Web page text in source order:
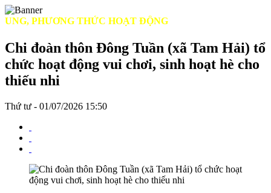
PHƯƠNG THỨC HOẠT ĐỘNG
Chi đoàn thôn Đông Tuần (xã Tam Hải) tổ
chức hoạt động vui chơi, sinh hoạt hè cho
thiếu nhi
Thứ tư - 01/07/2026 15:50